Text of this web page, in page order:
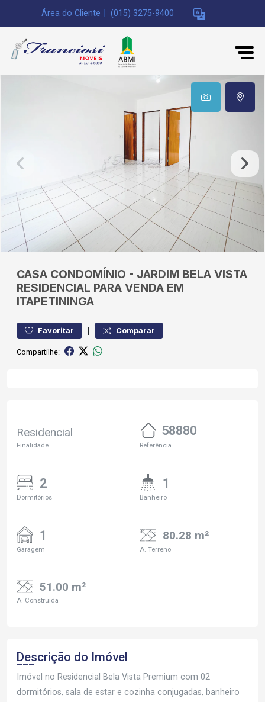
Área do Cliente (015) 3275-9400
CASA CONDOMÍNIO - JARDIM BELA VISTA
RESIDENCIAL PARA VENDA EM
ITAPETININGA
Favoritar | Comparar
Compartilhe:
Residencial
Finalidade
58880
Referência
2
Dormitórios
1
Banheiro
1
Garagem
80.28 m²
A. Terreno
51.00 m²
A. Construída
Descrição do Imóvel
Imóvel no Residencial Bela Vista Premium com 02
dormitórios, sala de estar e cozinha conjugadas, banheiro